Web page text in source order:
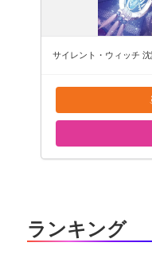
サイレント・ウィッチ
ランキング